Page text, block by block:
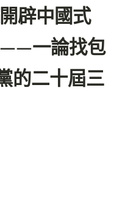
辟中國式
——一論找包
的二十屆三